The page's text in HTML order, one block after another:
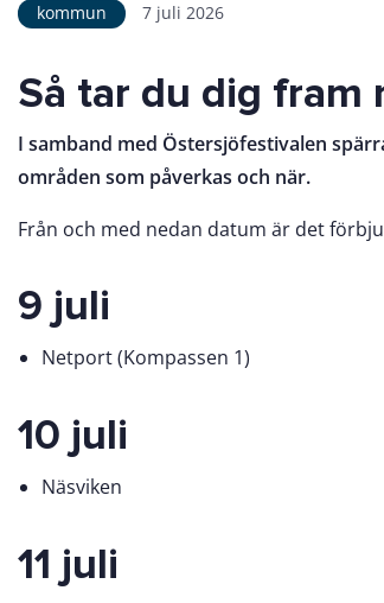
kommun 7 juli 2026
Så tar du dig fram
I samband med Östersjöfestivalen
områden som påverkas och när.
Från och med nedan datum är det
9 juli
Netport (Kompassen 1)
10 juli
Näsviken
11 juli